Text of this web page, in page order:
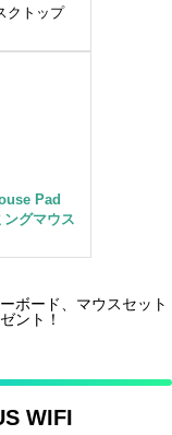
クトップ
Pad
グマウス
WIFI